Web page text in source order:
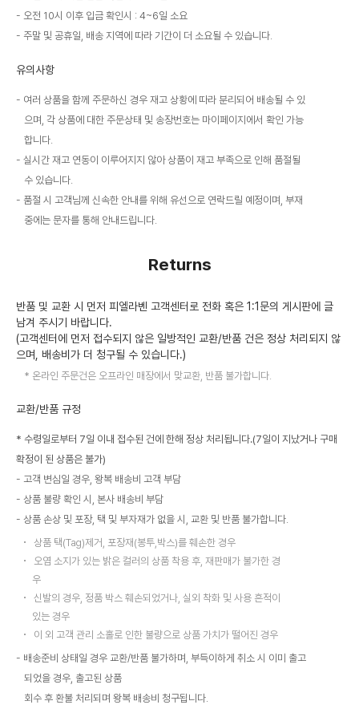
오전 10시 이후 입금 확인시 : 4~6일 소요
주말 및 공휴일, 배송 지역에 따라 기간이 더 소요될 수 있습니다.
유의사항
여러 상품을 함께 주문하신 경우 재고 상황에 따라 분리되어 배송될 수 있
으며, 각 상품에 대한 주문상태 및 송장번호는 마이페이지에서 확인 가능
합니다.
실시간 재고 연동이 이루어지지 않아 상품이 재고 부족으로 인해 품절될
수 있습니다.
품절 시 고객님께 신속한 안내를 위해 유선으로 연락드릴 예정이며, 부재
중에는 문자를 통해 안내드립니다.
Returns
반품 및 교환 시 먼저 피엘라벤 고객센터로 전화 혹은 1:1문의 게시판에 글
남겨 주시기 바랍니다.
(고객센터에 먼저 접수되지 않은 일방적인 교환/반품 건은 정상 처리되지 않
으며, 배송비가 더 청구될 수 있습니다.)
온라인 주문건은 오프라인 매장에서 맞교환, 반품 불가합니다.
교환/반품 규정
* 수령일로부터 7일 이내 접수된 건에 한해 정상 처리됩니다.(7일이 지났거나 구매
확정이 된 상품은 불가)
고객 변심일 경우, 왕복 배송비 고객 부담
상품 불량 확인 시, 본사 배송비 부담
상품 손상 및 포장, 택 및 부자재가 없을 시, 교환 및 반품 불가합니다.
상품 택(Tag)제거, 포장재(봉투,박스)를 훼손한 경우
오염 소지가 있는 밝은 컬러의 상품 착용 후, 재판매가 불가한 경
우
신발의 경우, 정품 박스 훼손되었거나, 실외 착화 및 사용 흔적이
있는 경우
이 외 고객 관리 소홀로 인한 불량으로 상품 가치가 떨어진 경우
배송준비 상태일 경우 교환/반품 불가하며, 부득이하게 취소 시 이미 출고
되었을 경우, 출고된 상품
회수 후 환불 처리되며 왕복 배송비 청구됩니다.